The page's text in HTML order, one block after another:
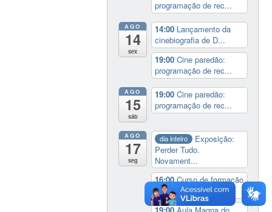
programação de rec...
AGO
14
sex
14:00 Lançamento da
cinebiografia de D...
19:00Cine paredão:
programação de rec...
AGO
15
sáb
19:00Cine paredão:
programação de rec...
AGO
17
seg
dia inteiro
Exposição:
Perder Tudo.
Novament...
16:00Curso de formação
em Jornalismo ...